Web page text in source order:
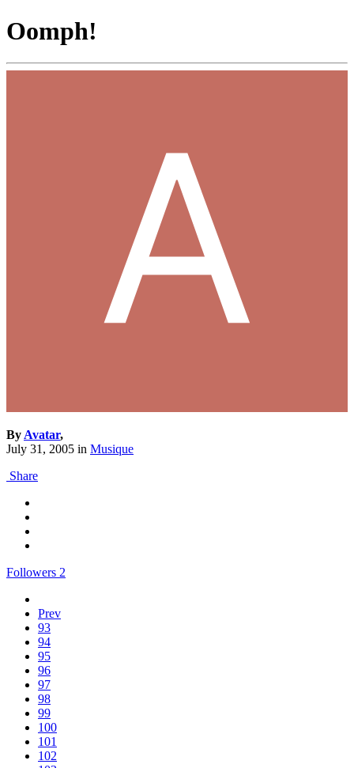
Oomph!
ByAvatar,
July 31, 2005 in Musique
Share
Followers 2
Prev
93
94
95
96
97
98
99
100
101
102